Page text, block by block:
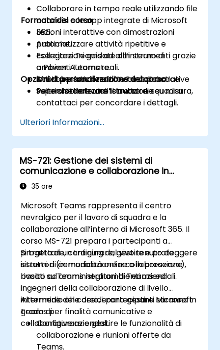
Collaborare in tempo reale utilizzando file
condivisi e le app integrate di Microsoft
365.
Automatizzare attività ripetitive e
collegare Teams ad altri strumenti grazie
a Power Automate.
Sfruttare funzionalità e best practice
volte a ottimizzare il lavoro di squadra.
Formato del corso
Lezioni interattive con dimostrazioni
pratiche.
Esercitazioni guidate all’interno di
ambienti Teams reali.
Attività pratiche e attività collaborative
supervisionate dall’istruttore.
Opzioni di personalizzazione del corso
Per richiedere una formazione su misura,
contattaci per concordare i dettagli.
Ulteriori Informazioni...
MS-721: Gestione dei sistemi di
comunicazione e collaborazione in
Microsoft Teams
35 ore
Microsoft Teams rappresenta il centro
nevralgico per il lavoro di squadra e la
collaborazione all’interno di Microsoft 365. Il
corso MS-721 prepara i partecipanti a
progettare, configurare, gestire e proteggere
sistemi di comunicazione e collaborazione
basati su Teams negli ambienti aziendali.
Si tratta di un training dal vivo tenuto da
istruttori (in modalità online o in presenza),
rivolto ad amministratori di Teams ed
ingegneri della collaborazione di livello
intermedio che desiderano gestire Microsoft
Teams per finalità comunicative e
collaborative aziendali.
Al termine del corso, i partecipanti saranno in
grado di:
Configurare e gestire le funzionalità di
collaborazione e riunioni offerte da
Teams.